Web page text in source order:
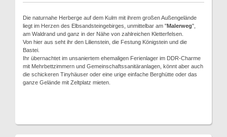
Die naturnahe Herberge auf dem Kulm mit ihrem großen Außengelände
liegt im Herzen des Elbsandsteingebirges, unmittelbar am "Malerweg",
am Waldrand und ganz in der Nähe von zahlreichen Kletterfelsen.
Von hier aus seht ihr den Lilienstein, die Festung Königstein und die
Bastei.
Ihr übernachtet im unsaniertem ehemaligen Ferienlager im DDR-Charme
mit Mehrbettzimmern und Gemeinschaftssanitäranlagen, könnt aber auch
die schickeren Tinyhäuser oder eine urige einfache Berghütte oder das
ganze Gelände mit Zeltplatz mieten.